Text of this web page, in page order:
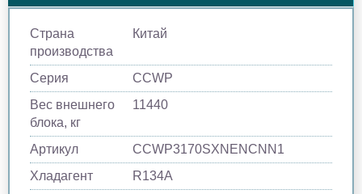
Страна
производства
Китай
Серия
CCWP
Вес внешнего
блока, кг
11440
Артикул
CCWP3170SXNENCNN1
Хладагент
R134A